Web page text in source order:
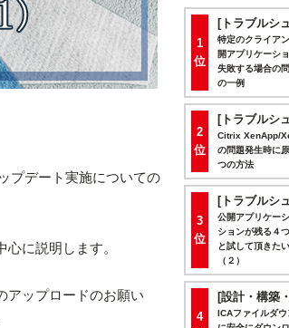
プデート実施についての
に説明します。
アップロードのお願い
1
位
[トラブルシ
特定のクライア
開アプリケーシ
失敗する場合の
の一例
2
位
[トラブルシ
Citrix XenApp/
の問題発生時に
つの方法
3
位
[トラブルシ
公開アプリケー
ションが残る４
と試して頂きた
（２）
4
[設計・構築
ICAファイルダ